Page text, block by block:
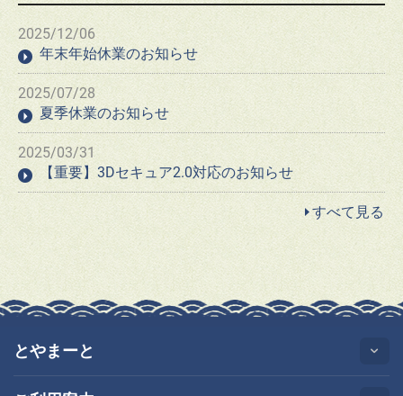
2025/12/06
年末年始休業のお知らせ
2025/07/28
夏季休業のお知らせ
2025/03/31
【重要】3Dセキュア2.0対応のお知らせ
すべて見る
とやまーと